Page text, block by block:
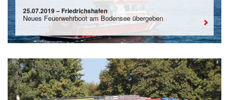
25.07.2019 – Friedrichshafen
Neues Feuerwehrboot am Bodensee übergeben